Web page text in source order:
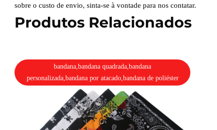
sobre o custo de envio, sinta-se à vontade para nos contatar.
Produtos Relacionados
bandana,bandana quadrada,bandana
personalizada,bandana por atacado,bandana de poliéster